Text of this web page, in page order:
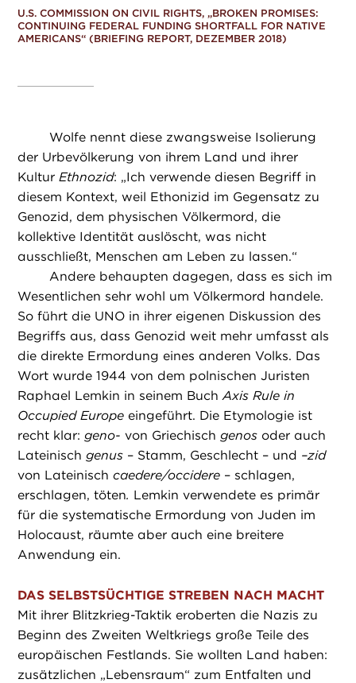
U.S. COMMISSION ON CIVIL RIGHTS, „BROKEN PROMISES:
CONTINUING FEDERAL FUNDING SHORTFALL FOR NATIVE
AMERICANS“ (BRIEFING REPORT, DEZEMBER 2018)
Wolfe nennt diese zwangsweise Isolierung
der Urbevölkerung von ihrem Land und ihrer
KulturEthnozid: „Ich verwende diesen Begriff in
diesem Kontext, weil Ethonizid im Gegensatz zu
Genozid, dem physischen Völkermord, die
kollektive Identität auslöscht, was nicht
ausschließt, Menschen am Leben zu lassen.“
Andere behaupten dagegen, dass es sich im
Wesentlichen sehr wohl um Völkermord handele.
So führt die UNO in ihrer eigenen Diskussion des
Begriffs aus, dass Genozid weit mehr umfasst als
die direkte Ermordung eines anderen Volks. Das
Wort wurde 1944 von dem polnischen Juristen
Raphael Lemkin in seinem BuchAxis Rule in
Occupied Europe eingeführt. Die Etymologie ist
recht klar: geno- von Griechisch genos oder auch
Lateinisch genus – Stamm, Geschlecht – und –zid
von Lateinischcaedere/occidere – schlagen,
erschlagen, töten. Lemkin verwendete es primär
für die systematische Ermordung von Juden im
Holocaust, räumte aber auch eine breitere
Anwendung ein.
DAS SELBSTSÜCHTIGE STREBEN NACH MACHT
Mit ihrer Blitzkrieg-Taktik eroberten die Nazis zu
Beginn des Zweiten Weltkriegs große Teile des
europäischen Festlands. Sie wollten Land haben:
zusätzlichen „Lebensraum“ zum Entfalten und